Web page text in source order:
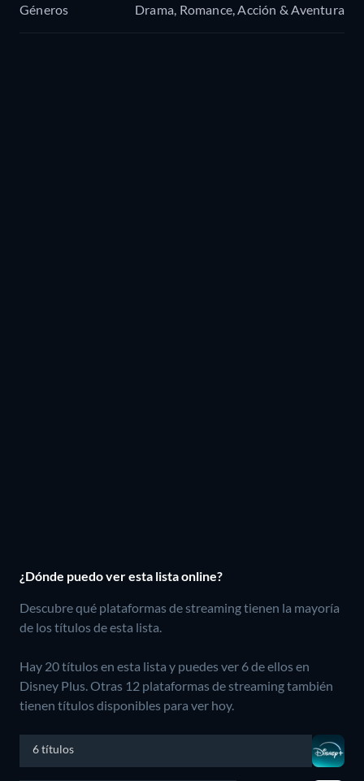
Géneros Drama, Romance, Acción & Aventura
¿Dónde puedo ver esta lista online?
Descubre qué plataformas de streaming tienen la mayoría
de los títulos de esta lista.
Hay 20 títulos en esta lista y puedes ver 6 de ellos en
Disney Plus.Otras 12 plataformas de streaming también
tienen títulos disponibles para ver hoy.
6 títulos